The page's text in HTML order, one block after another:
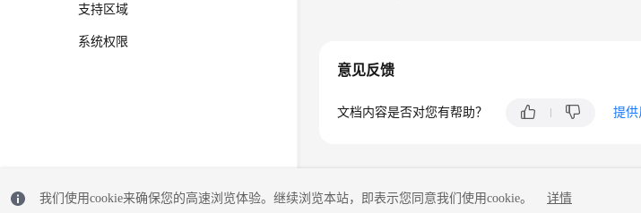
支持区域
系统权限
意见反馈
文档内容是否对您有帮助？ 提
我们使用cookie来确保您的高速浏览体验。继续浏览本站，即表示您同意我们使用cookie。 详情